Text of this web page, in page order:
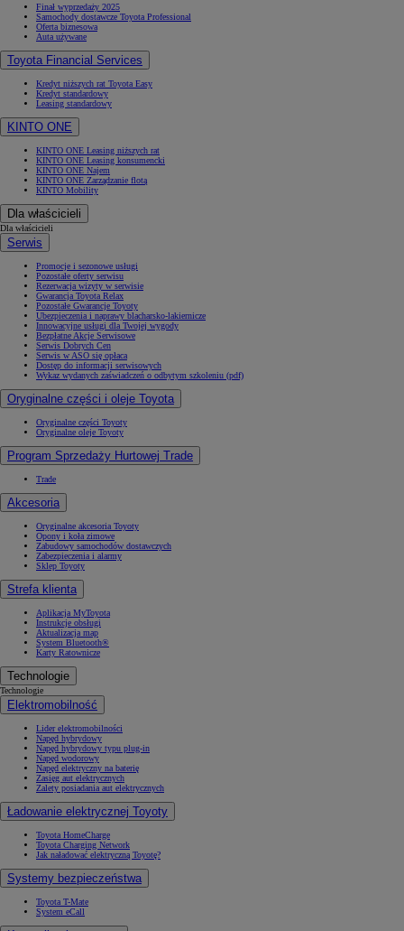
Finał wyprzedaży 2025
Samochody dostawcze Toyota Professional
Oferta biznesowa
Auta używane
Toyota Financial Services
Kredyt niższych rat Toyota Easy
Kredyt standardowy
Leasing standardowy
KINTO ONE
KINTO ONE Leasing niższych rat
KINTO ONE Leasing konsumencki
KINTO ONE Najem
KINTO ONE Zarządzanie flotą
KINTO Mobility
Dla właścicieli
Dla właścicieli
Serwis
Promocje i sezonowe usługi
Pozostałe oferty serwisu
Rezerwacja wizyty w serwisie
Gwarancja Toyota Relax
Pozostałe Gwarancje Toyoty
Ubezpieczenia i naprawy blacharsko-lakiernicze
Innowacyjne usługi dla Twojej wygody
Bezpłatne Akcje Serwisowe
Serwis Dobrych Cen
Serwis w ASO się opłaca
Dostęp do informacji serwisowych
Wykaz wydanych zaświadczeń o odbytym szkoleniu (pdf)
Oryginalne części i oleje Toyota
Oryginalne części Toyoty
Oryginalne oleje Toyoty
Program Sprzedaży Hurtowej Trade
Trade
Akcesoria
Oryginalne akcesoria Toyoty
Opony i koła zimowe
Zabudowy samochodów dostawczych
Zabezpieczenia i alarmy
Sklep Toyoty
Strefa klienta
Aplikacja MyToyota
Instrukcje obsługi
Aktualizacja map
System Bluetooth®
Karty Ratownicze
Technologie
Technologie
Elektromobilność
Lider elektromobilności
Napęd hybrydowy
Napęd hybrydowy typu plug-in
Napęd wodorowy
Napęd elektryczny na baterię
Zasięg aut elektrycznych
Zalety posiadania aut elektrycznych
Ładowanie elektrycznej Toyoty
Toyota HomeCharge
Toyota Charging Network
Jak naładować elektryczną Toyotę?
Systemy bezpieczeństwa
Toyota T-Mate
System eCall